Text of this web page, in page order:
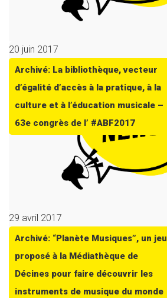
20 juin 2017
Archivé: La bibliothèque, vecteur
d’égalité d’accès à la pratique, à la
culture et à l’éducation musicale –
63e congrès de l’ #ABF2017
29 avril 2017
Archivé: “Planète Musiques”, un jeu
proposé à la Médiathèque de
Décines pour faire découvrir les
instruments de musique du monde